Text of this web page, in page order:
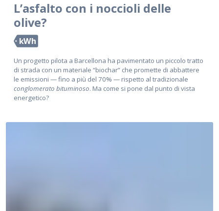
L’asfalto con i noccioli delle
olive?
kWh
Un progetto pilota a Barcellona ha pavimentato un piccolo tratto
di strada con un materiale “biochar” che promette di abbattere
le emissioni — fino a più del 70% — rispetto al tradizionale
conglomerato bituminoso. Ma come si pone dal punto di vista
energetico?